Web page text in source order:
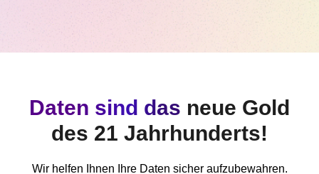
Daten sind das neue Gold
des 21 Jahrhunderts!
Wir helfen Ihnen Ihre Daten sicher aufzubewahren.